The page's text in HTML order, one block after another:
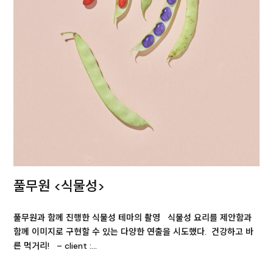
풀무원 <식물성>
풀무원과 함께 진행한 식물성 테마의 촬영 식물성 요리를 제안함과
함께 이미지로 구현할 수 있는 다양한 연출을 시도했다. 건강하고 바
른 먹거리! – client :…